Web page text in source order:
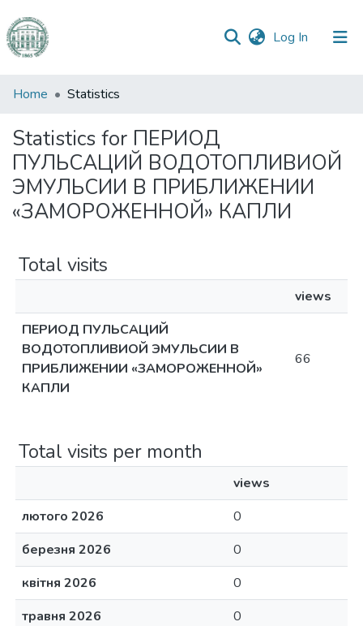
Log In (current)
Communities
Collections
All of DSpace
Home Statistics
Statistics for ПЕРИОД
ПУЛЬСАЦИЙ ВОДОТОПЛИВИОЙ
ЭМУЛЬСИИ В ПРИБЛИЖЕНИИ
«ЗАМОРОЖЕННОЙ» КАПЛИ
Total visits
views
ПЕРИОД ПУЛЬСАЦИЙ
ВОДОТОПЛИВИОЙ ЭМУЛЬСИИ В
ПРИБЛИЖЕНИИ «ЗАМОРОЖЕННОЙ»
КАПЛИ
66
Total visits per month
views
лютого 2026
0
березня 2026
0
квітня 2026
0
травня 2026
0